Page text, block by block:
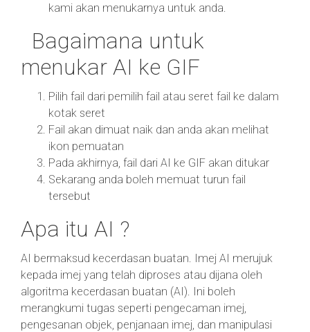
kami akan menukarnya untuk anda.
Bagaimana untuk
menukar AI ke GIF
Pilih fail dari pemilih fail atau seret fail ke dalam
kotak seret
Fail akan dimuat naik dan anda akan melihat
ikon pemuatan
Pada akhirnya, fail dari AI ke GIF akan ditukar
Sekarang anda boleh memuat turun fail
tersebut
Apa itu AI ?
AI bermaksud kecerdasan buatan. Imej AI merujuk
kepada imej yang telah diproses atau dijana oleh
algoritma kecerdasan buatan (AI). Ini boleh
merangkumi tugas seperti pengecaman imej,
pengesanan objek, penjanaan imej, dan manipulasi